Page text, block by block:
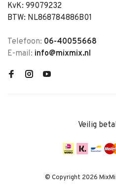
KvK: 99079232
BTW: NL868784886B01
Telefoon: 06-40055668
E-mail: info@mixmix.nl
Veilig
© Copyright 2026